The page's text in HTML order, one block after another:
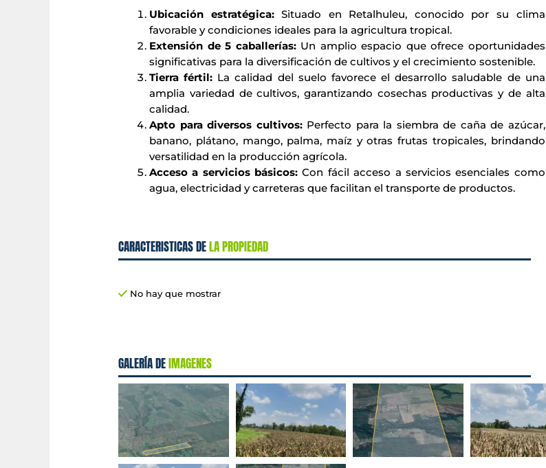
Ubicación estratégica:Situado en Retalhuleu, conocido por su clima
favorable y condiciones ideales para la agricultura tropical.
Extensión de 5 caballerías:Un amplio espacio que ofrece oportunidades
significativas para la diversificación de cultivos y el crecimiento sostenible.
Tierra fértil: La calidad del suelo favorece el desarrollo saludable de una
amplia variedad de cultivos, garantizando cosechas productivas y de alta
calidad.
Apto para diversos cultivos:Perfecto para la siembra de caña de azúcar,
banano, plátano, mango, palma, maíz y otras frutas tropicales, brindando
versatilidad en la producción agrícola.
Acceso a servicios básicos: Con fácil acceso a servicios esenciales como
agua, electricidad y carreteras que facilitan el transporte de productos.
CARACTERISTICAS DELA PROPIEDAD
No hay que mostrar
GALERÍA DEIMAGENES